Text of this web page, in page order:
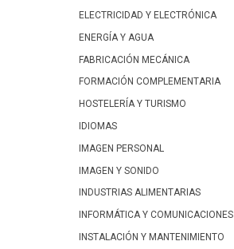
ELECTRICIDAD Y ELECTRÓNICA
ENERGÍA Y AGUA
FABRICACIÓN MECÁNICA
FORMACIÓN COMPLEMENTARIA
HOSTELERÍA Y TURISMO
IDIOMAS
IMAGEN PERSONAL
IMAGEN Y SONIDO
INDUSTRIAS ALIMENTARIAS
INFORMÁTICA Y COMUNICACIONES
INSTALACIÓN Y MANTENIMIENTO